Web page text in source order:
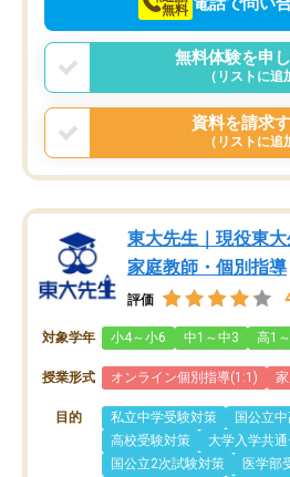
無料
無料体験を申
（リストに追
資料を請求
（リストに追
東大先生｜現役東
家庭教師・個別指導
評価
対象学年 小4～小6 中1～中3 高1
授業形式 オンライン個別指導(1:1)
目的 私立中学受験対策
国公立
高校受験対策
大学入学共
国公立2次試験対策
医学部